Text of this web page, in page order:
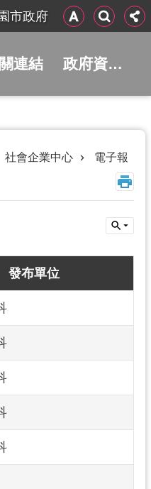
市政府
連結 政府資訊公開
社會企業中心 電子報
發布單位